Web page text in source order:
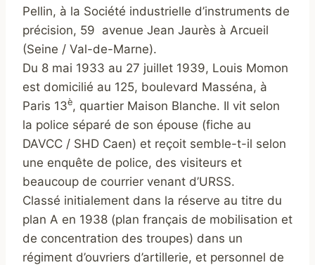
Pellin, à la Société industrielle d’instruments de
précision, 59 avenue Jean Jaurès à Arcueil
(Seine / Val-de-Marne).
Du 8 mai 1933 au 27 juillet 1939, Louis Momon
est domicilié au 125, boulevard Masséna, à
Paris 13è, quartier Maison Blanche. Il vit selon
la police séparé de son épouse (fiche au
DAVCC / SHD Caen) et reçoit semble-t-il selon
une enquête de police, des visiteurs et
beaucoup de courrier venant d’URSS.
Classé initialement dans la réserve au titre du
plan A en 1938 (plan français de mobilisation et
de concentration des troupes) dans un
régiment d’ouvriers d’artillerie, et personnel de